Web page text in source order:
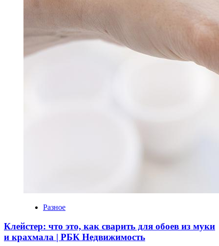
Разное
Клейстер: что это, как сварить для обоев из муки
и крахмала | РБК Недвижимость